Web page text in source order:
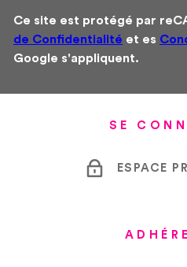
Ce site est protégé par
de Confidentialité et es
Google s'appliquent.
SE
ESPACE